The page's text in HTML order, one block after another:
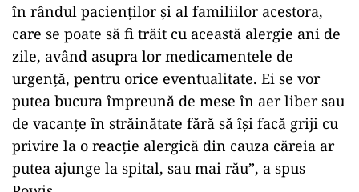
în rândul pacienţilor şi al familiilor acestora,
care se poate să fi trăit cu această alergie ani de
zile, având asupra lor medicamentele de
urgenţă, pentru orice eventualitate. Ei se vor
putea bucura împreună de mese în aer liber sau
de vacanţe în străinătate fără să îşi facă griji cu
privire la o reacţie alergică din cauza căreia ar
putea ajunge la spital, sau mai rău”, a spus